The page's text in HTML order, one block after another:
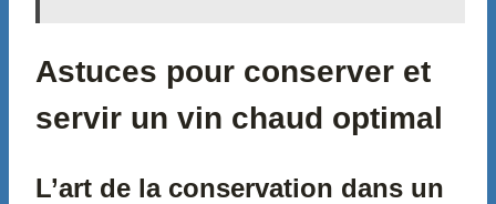
Astuces pour conserver et
servir un vin chaud optimal
L’art de la conservation dans un